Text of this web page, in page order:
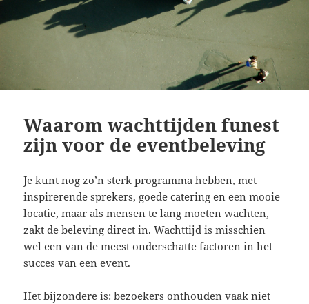
Waarom wachttijden funest
zijn voor de eventbeleving
Je kunt nog zo’n sterk programma hebben, met
inspirerende sprekers, goede catering en een mooie
locatie, maar als mensen te lang moeten wachten,
zakt de beleving direct in. Wachttijd is misschien
wel een van de meest onderschatte factoren in het
succes van een event.
Het bijzondere is: bezoekers onthouden vaak niet